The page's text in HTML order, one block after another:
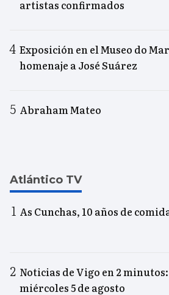
artistas confirmados
Exposición en el Museo do
homenaje a José Suárez
Abraham Mateo
Atlántico TV
As Cunchas, 10 años de
Noticias de Vigo en 2 minutos:
miércoles 5 de agosto